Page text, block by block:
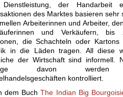
der Handarbeit
des Marktes basieren sehr
Arbeiterinnen und Arbeiter,
und Verkäufern, bis
die Schachteln oder
in die Läden tragen. All diese
der Wirtschaft sind informell.
davon
kontrolliert.
dem BuchThe Indian Big